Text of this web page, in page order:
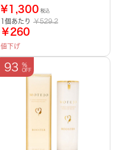
¥1,300 税込
1個あたり ￥529.2
￥260
値下げ
93